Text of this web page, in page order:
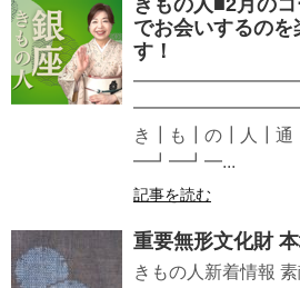
きもの人■2月の
でお会いするのを
す！
き┃も┃の┃人┃通
━┛━┛━...
記事を読む
重要無形文化財
きもの人新着情報